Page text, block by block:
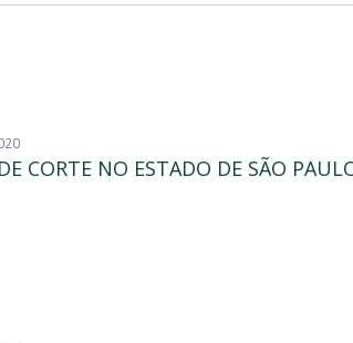
CORTE NO ESTADO DE SÃO